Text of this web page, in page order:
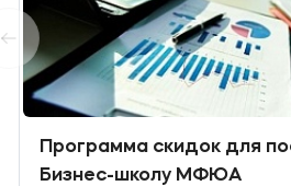
Программа скидок для
Бизнес-школу МФЮА